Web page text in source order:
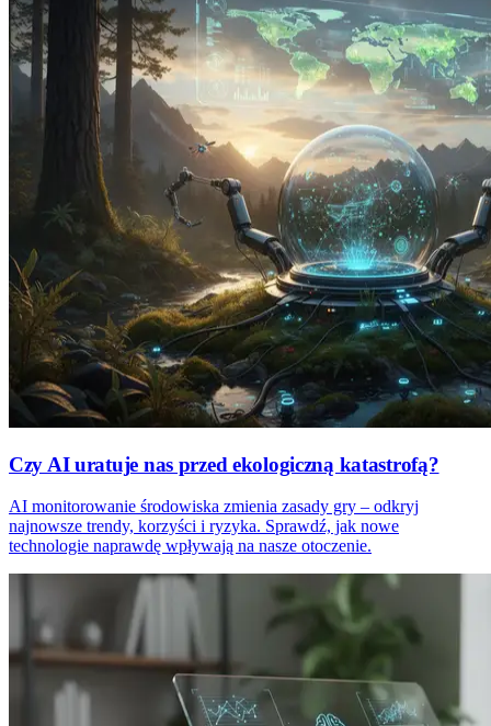
Czy AI uratuje nas przed ekologiczną katastrofą?
AI monitorowanie środowiska zmienia zasady gry – odkryj
najnowsze trendy, korzyści i ryzyka. Sprawdź, jak nowe
technologie naprawdę wpływają na nasze otoczenie.